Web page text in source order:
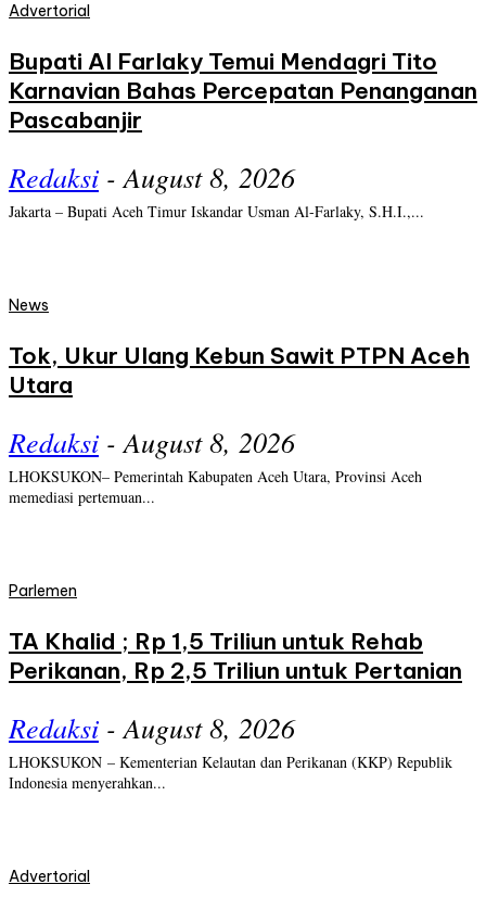
Advertorial
Bupati Al Farlaky Temui Mendagri Tito
Karnavian Bahas Percepatan Penanganan
Pascabanjir
Redaksi - August 8, 2026
Jakarta – Bupati Aceh Timur Iskandar Usman Al-Farlaky, S.H.I.,...
News
Tok, Ukur Ulang Kebun Sawit PTPN Aceh
Utara
Redaksi - August 8, 2026
LHOKSUKON– Pemerintah Kabupaten Aceh Utara, Provinsi Aceh
memediasi pertemuan...
Parlemen
TA Khalid ; Rp 1,5 Triliun untuk Rehab
Perikanan, Rp 2,5 Triliun untuk Pertanian
Redaksi - August 8, 2026
LHOKSUKON – Kementerian Kelautan dan Perikanan (KKP) Republik
Indonesia menyerahkan...
Advertorial